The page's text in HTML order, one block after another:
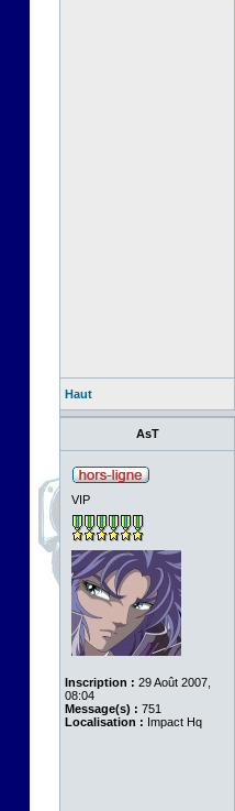
Haut
AsT
VIP
Inscription : 29 Août 2007,
08:04
Message(s) : 751
Localisation : Impact Hq